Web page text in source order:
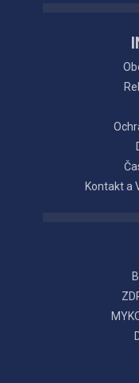
Kontakt a